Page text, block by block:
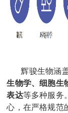
辉骏生物涵
生物学、细胞生
表达等多种服务
心，在严格规范